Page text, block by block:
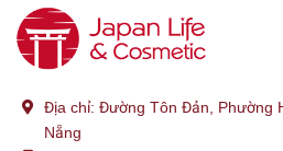
Địa chỉ: Đường Tôn Đản, Phường
Nẵng